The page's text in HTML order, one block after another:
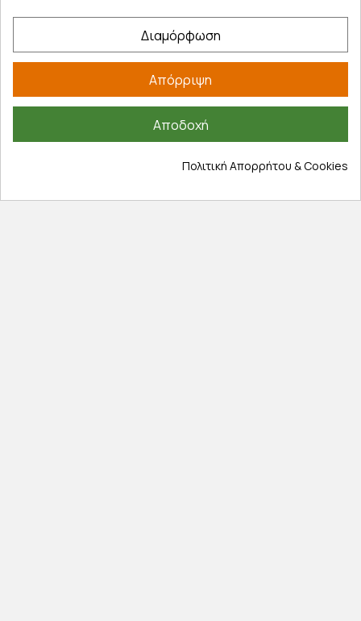
Επιστροφές προϊοντων
Εξέλιξη παραγγελίας
Cookies
Διαμόρφωση
Απόρριψη
Αποδοχή
Πολιτική Απορρήτου & Cookies